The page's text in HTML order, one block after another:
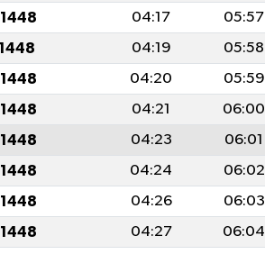
04:17 05:57
04:19 05:58
04:20 05:59
04:21 06:00
04:23 06:01
04:24 06:02
04:26 06:03
04:27 06:04